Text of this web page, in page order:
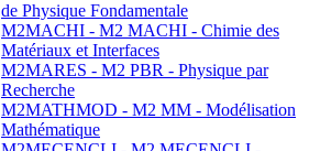
de Physique Fondamentale
M2MACHI - M2 MACHI - Chimie des
Matériaux et Interfaces
M2MARES - M2 PBR - Physique par
Recherche
M2MATHMOD - M2 MM - Modélisation
Mathématique